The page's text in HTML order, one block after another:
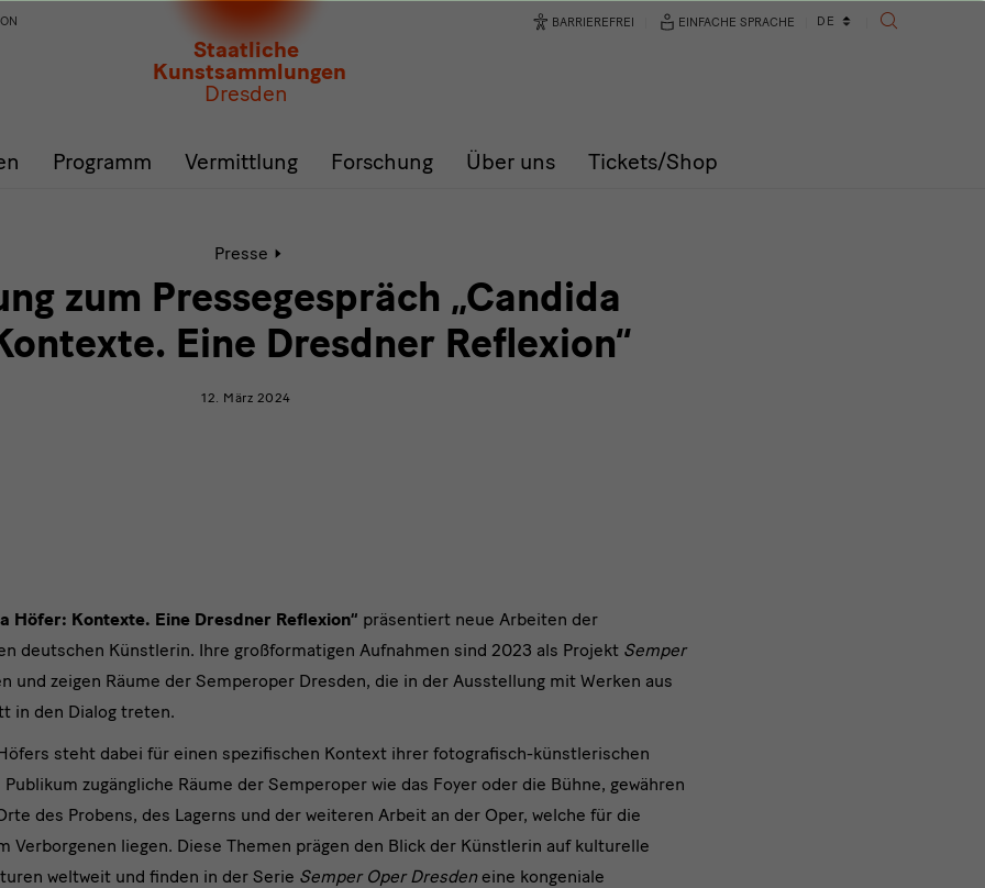
Staatliche
Kunstsammlungen
Dresden
Programm Vermittlung Forschung Über uns Tickets/Shop
BARRIEREFREI EINFACHE SPRACHE
Sprachwechsler
DE
SUCHE
Presse
zum
Pressegespräch
„Candida
Kontexte.
zum Pressegespräch „Candida
Eine Dresdner Reflexion“
12. März 2024
Höfer: Kontexte. Eine Dresdner Reflexion“ präsentiert neue Arbeiten der
deutschen Künstlerin. Ihre großformatigen Aufnahmen sind 2023 als Projekt Semper
und zeigen Räume der Semperoper Dresden, die in der Ausstellung mit Werken aus
in den Dialog treten.
steht dabei für einen spezifischen Kontext ihrer fotografisch-künstlerischen
zugängliche Räume der Semperoper wie das Foyer oder die Bühne, gewähren
des Probens, des Lagerns und der weiteren Arbeit an der Oper, welche für die
Verborgenen liegen. Diese Themen prägen den Blick der Künstlerin auf kulturelle
weltweit und finden in der Serie Semper Oper Dresdeneine kongeniale